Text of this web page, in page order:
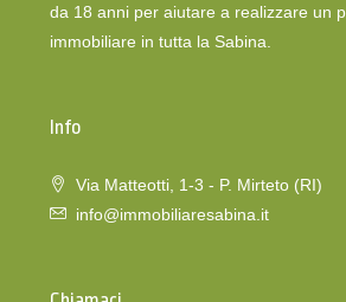
da 18 anni per aiutare a realizzare un
immobiliare in tutta la Sabina.
Info
Via Matteotti, 1-3 - P. Mirteto (RI)
info@immobiliaresabina.it